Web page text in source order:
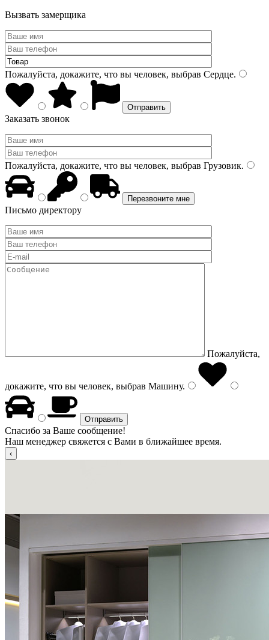
Вызвать замерщика
Пожалуйста, докажите, что вы человек, выбрав Сердце.
Заказать звонок
Пожалуйста, докажите, что вы человек, выбрав Грузовик.
Письмо директору
Пожалуйста,
докажите, что вы человек, выбрав Машину.
Спасибо за Ваше сообщение!
Наш менеджер свяжется с Вами в ближайшее время.